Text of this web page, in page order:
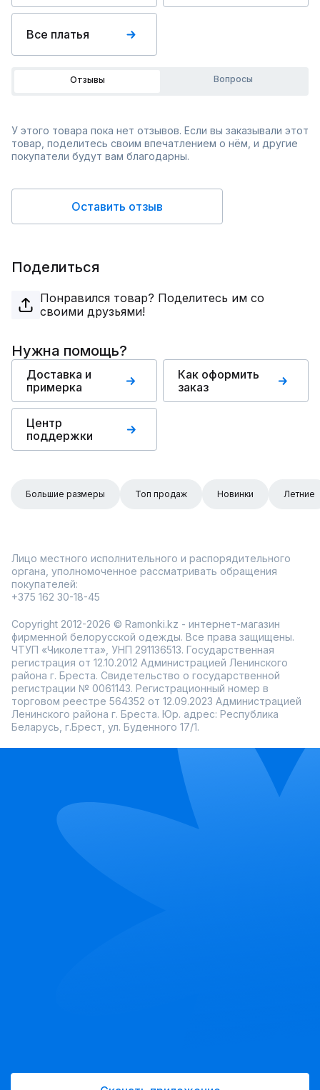
Все платья
Отзывы Вопросы
У этого товара пока нет отзывов. Если вы заказывали этот
товар, поделитесь своим впечатлением о нём, и другие
покупатели будут вам благодарны.
Оставить отзыв
Поделиться
Понравился товар? Поделитесь им со
своими друзьями!
Нужна помощь?
Доставка и
примерка
Как оформить
заказ
Центр
поддержки
Большие размеры Топ продаж Новинки Летние
Лицо местного исполнительного и распорядительного
органа, уполномоченное рассматривать обращения
покупателей:
+375 162 30-18-45
Copyright 2012-2026 © Ramonki.kz - интернет-магазин
фирменной белорусской одежды. Все права защищены.
ЧТУП «Чиколетта», УНП 291136513. Государственная
регистрация от 12.10.2012 Администрацией Ленинского
района г. Бреста. Свидетельство о государственной
регистрации № 0061143. Регистрационный номер в
торговом реестре 564352 от 12.09.2023 Администрацией
Ленинского района г. Бреста. Юр. адрес: Республика
Беларусь, г.Брест, ул. Буденного 17/1.